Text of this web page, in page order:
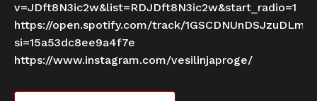
v=JDft8N3ic2w&list=RDJDft8N3ic2w&start_radio=1
https://open.spotify.com/track/
si=15a53dc8ee9a4f7e
https://www.instagram.com/vesilinjaproge/